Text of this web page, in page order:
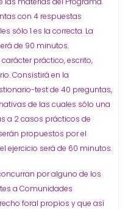
con 4 respuestas
sólo 1 es la correcta. La
de 90 minutos.
carácter práctico, escrito,
Consistirá en la
test de 40 preguntas,
de las cuales sólo una
a 2 casos prácticos de
propuestos por el
ejercicio será de 60 minutos.
por alguno de los
a Comunidades
foral propios y que así